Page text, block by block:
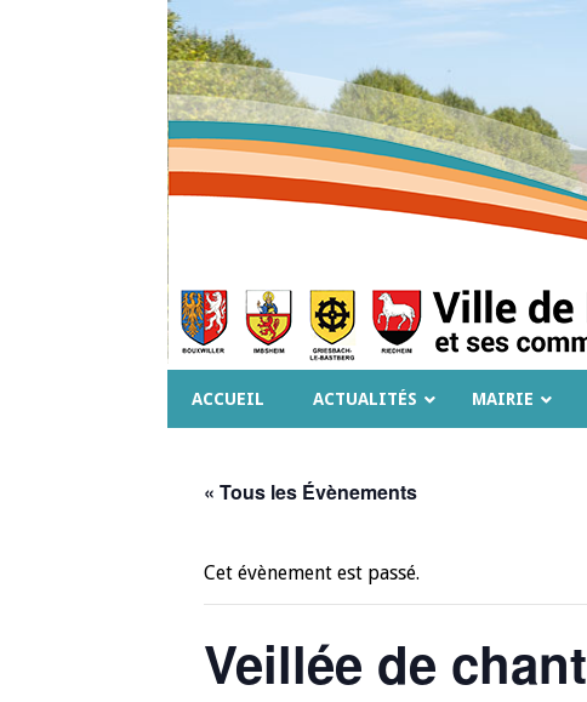
ACCUEIL ACTUALITÉS MAIRIE
« Tous les Évènements
Cet évènement est passé.
Veillée de